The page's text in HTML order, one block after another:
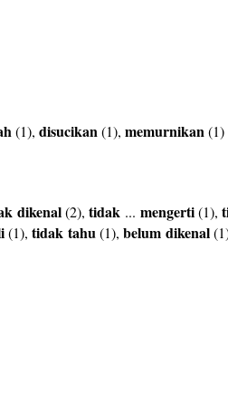
(1), disucikan(1), memurnikan(1)
dikenal(2), tidak ... mengerti(1),
(1), tidak tahu(1), belum dikenal